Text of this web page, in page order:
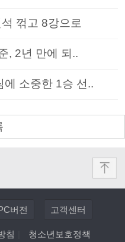
꺾고 8강으로
, 2년 만에 되..
에 소중한 1승 선..
버전 고객센터
침 청소년보호정책